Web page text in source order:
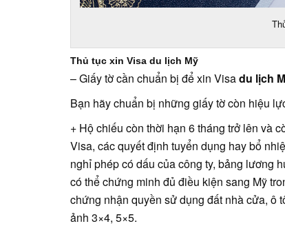
Thủ tục xin Visa du lịch Mỹ
– Giấy tờ cần chuẩn bị để xin Visadu lịch
Bạn hãy chuẩn bị những giấy tờ còn hiệu
+ Hộ chiếu còn thời hạn 6 tháng trở lên và
Visa, các quyết định tuyển dụng hay bổ
nghỉ phép có dấu của công ty, bảng lương
có thể chứng minh đủ điều kiện sang Mỹ
chứng nhận quyền sử dụng đất nhà cửa,
ảnh 3×4, 5×5.